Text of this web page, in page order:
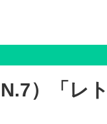
）「レ